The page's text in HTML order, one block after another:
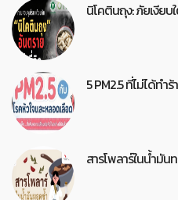
นิโคตินถุง: ภัยเงีย
5 PM2.5 ที่ไม่ได้ทำ
สารโพลาร์ในน้ำมัน